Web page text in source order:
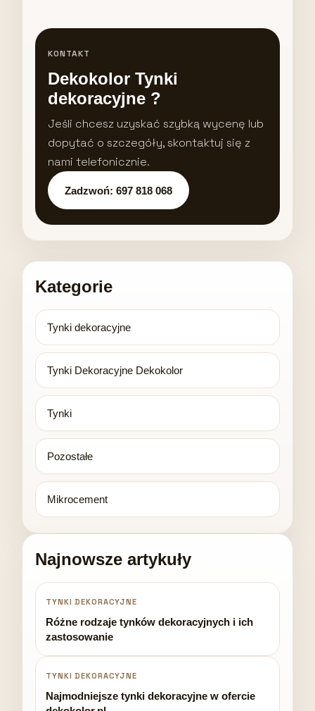
KONTAKT
Dekokolor Tynki
dekoracyjne ?
Jeśli chcesz uzyskać szybką wycenę lub
dopytać o szczegóły, skontaktuj się z
nami telefonicznie.
Zadzwoń: 697 818 068
Kategorie
Tynki dekoracyjne
Tynki Dekoracyjne Dekokolor
Tynki
Pozostałe
Mikrocement
Najnowsze artykuły
TYNKI DEKORACYJNE
Różne rodzaje tynków dekoracyjnych i ich
zastosowanie
TYNKI DEKORACYJNE
Najmodniejsze tynki dekoracyjne w ofercie